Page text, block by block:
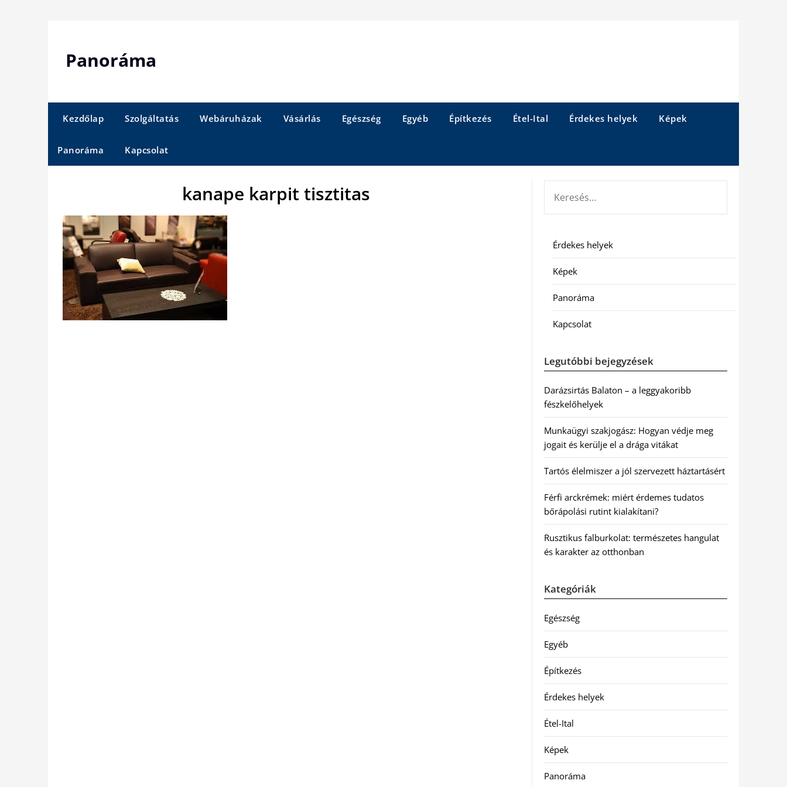
Panoráma
Kezdőlap Szolgáltatás Webáruházak Vásárlás Egészség Egyéb Építkezés Étel-Ital Érdekes helyek Képek
Panoráma Kapcsolat
kanape karpit tisztitas
Érdekes helyek
Képek
Panoráma
Kapcsolat
Legutóbbi bejegyzések
Darázsirtás Balaton – a leggyakoribb
fészkelőhelyek
Munkaügyi szakjogász: Hogyan védje meg
jogait és kerülje el a drága vitákat
Tartós élelmiszer a jól szervezett háztartásért
Férfi arckrémek: miért érdemes tudatos
bőrápolási rutint kialakítani?
Rusztikus falburkolat: természetes hangulat
és karakter az otthonban
Kategóriák
Egészség
Egyéb
Építkezés
Érdekes helyek
Étel-Ital
Képek
Panoráma